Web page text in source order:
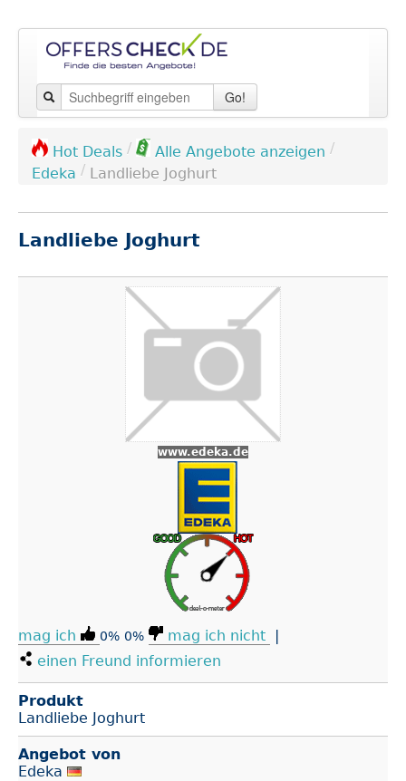
Go!
Hot Deals / Alle Angebote anzeigen /
Edeka / Landliebe Joghurt
Landliebe Joghurt
www.edeka.de
mag ich 0% 0% mag ich nicht
|
einen Freund informieren
Produkt
Landliebe Joghurt
Angebot von
Edeka